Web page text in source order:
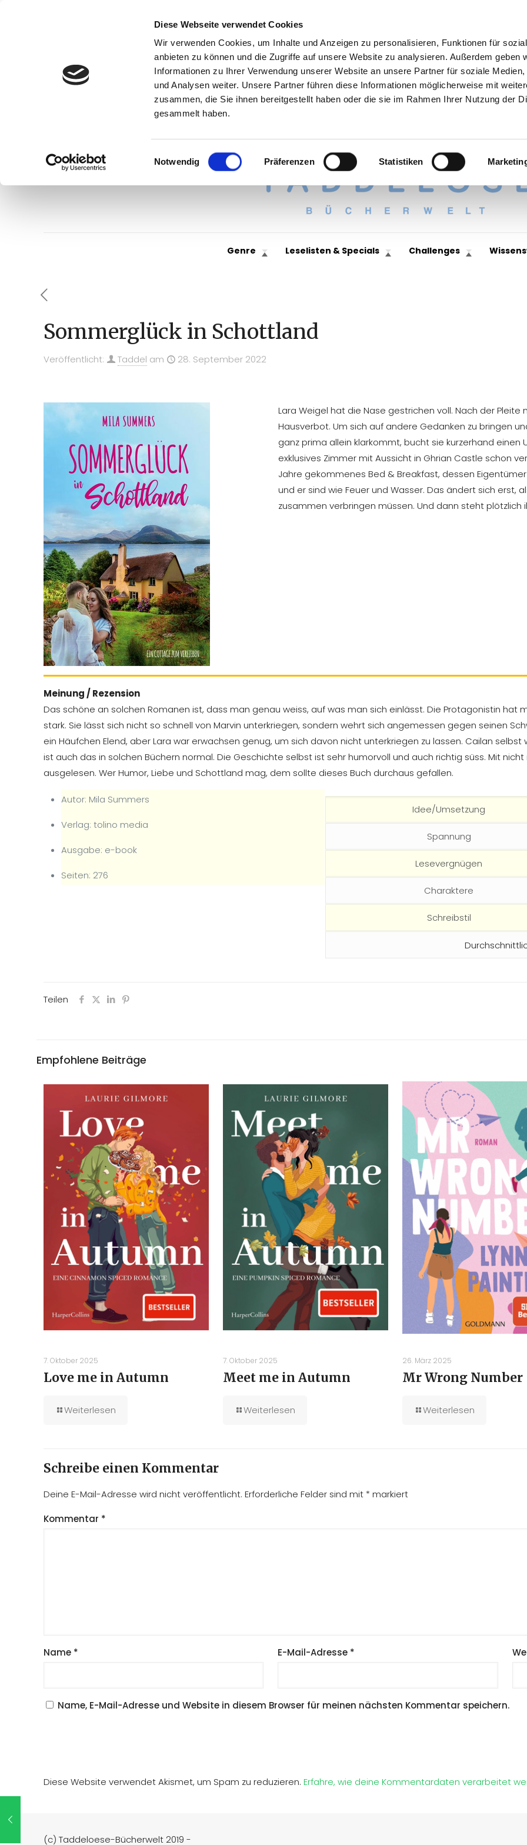
Diese Webseite verwendet Cookies
Wir verwenden Cookies, um Inhalte und Anzeigen zu personalisieren, Funktionen für
anbieten zu können und die Zugriffe auf unsere Website zu analysieren. Außerdem geben
Informationen zu Ihrer Verwendung unserer Website an unsere Partner für soziale Medien,
und Analysen weiter. Unsere Partner führen diese Informationen möglicherweise mit
zusammen, die Sie ihnen bereitgestellt haben oder die sie im Rahmen Ihrer Nutzung der
gesammelt haben.
Einwilligungsauswahl
Notwendig Präferenzen Statistiken
Genre Leselisten & Specials Challenges
Sommerglück in Schottland
Veröffentlicht: Taddel am 28. September 2022
Lara Weigel hat die Nase gestrichen voll. Nach der
Hausverbot. Um sich auf andere Gedanken zu bringen
ganz prima allein klarkommt, bucht sie kurzerhand
exklusives Zimmer mit Aussicht in Ghrian Castle schon
Jahre gekommenes Bed & Breakfast, dessen
und er sind wie Feuer und Wasser. Das ändert sich erst,
zusammen verbringen müssen. Und dann steht plötzlich
Meinung / Rezension
Das schöne an solchen Romanen ist, dass man genau weiss, auf was man sich einlässt. Die Protagonistin hat
stark. Sie lässt sich nicht so schnell von Marvin unterkriegen, sondern wehrt sich angemessen gegen seinen
ein Häufchen Elend, aber Lara war erwachsen genug, um sich davon nicht unterkriegen zu lassen. Cailan
ist auch das in solchen Büchern normal. Die Geschichte selbst ist sehr humorvoll und auch richtig süss. Mit
ausgelesen. Wer Humor, Liebe und Schottland mag, dem sollte dieses Buch durchaus gefallen.
Autor: Mila Summers
Verlag: tolino media
Ausgabe: e-book
Seiten: 276
Idee/Umsetzung
Spannung
Lesevergnügen
Charaktere
Schreibstil
Teilen
Empfohlene Beiträge
7. Oktober 2025
Love me in Autumn
Weiterlesen
7. Oktober 2025
Meet me in Autumn
Weiterlesen
26. März 2025
Mr Wrong Number
Weiterlesen
Schreibe einen Kommentar
Deine E-Mail-Adresse wird nicht veröffentlicht. Erforderliche Felder sind mit * markiert
Kommentar *
Name * E-Mail-Adresse *
Name, E-Mail-Adresse und Website in diesem Browser für meinen nächsten Kommentar speichern.
Diese Website verwendet Akismet, um Spam zu reduzieren. Erfahre, wie deine Kommentardaten verarbeitet
(c) Taddeloese-Bücherwelt 2019 -